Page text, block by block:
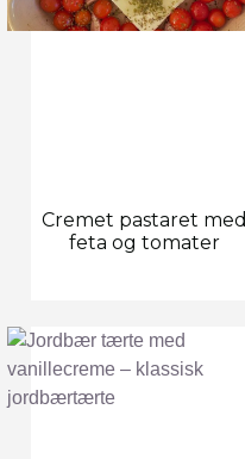
Cremet pastaret med
feta og tomater